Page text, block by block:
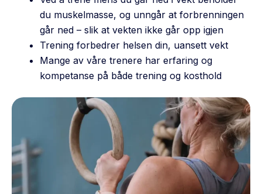
du muskelmasse, og unngår at forbrenningen
går ned – slik at vekten ikke går opp igjen
Trening forbedrer helsen din, uansett vekt
Mange av våre trenere har erfaring og
kompetanse på både trening og kosthold